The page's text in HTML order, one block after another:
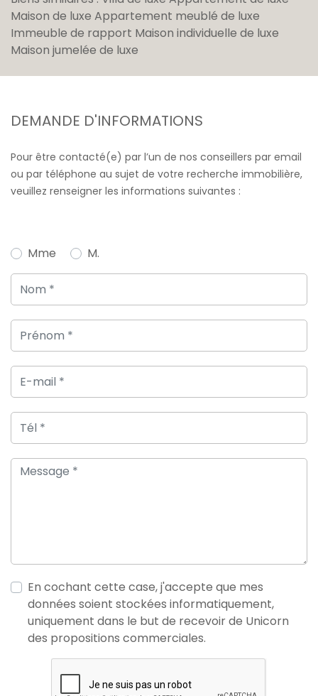
Maison de luxe Appartement meublé de luxe
Immeuble de rapport Maison individuelle de luxe
Maison jumelée de luxe
DEMANDE D'INFORMATIONS
Pour être contacté(e) par l’un de nos conseillers par email
ou par téléphone au sujet de votre recherche immobilière,
veuillez renseigner les informations suivantes :
Mme M.
En cochant cette case, j'accepte que mes
données soient stockées informatiquement,
uniquement dans le but de recevoir de Unicorn
des propositions commerciales.